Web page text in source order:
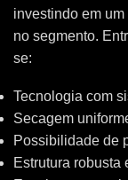
investindo em
no segmento.
se:
Tecnologia com
Secagem
Possibilidade de
Estrutura robusta